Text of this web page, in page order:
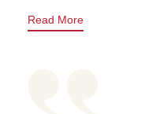
Read More